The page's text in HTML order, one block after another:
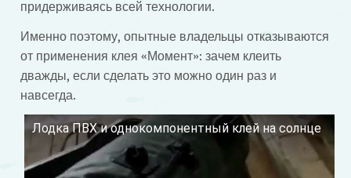
придерживаясь всей технологии.
Именно поэтому, опытные владельцы отказываются
от применения клея «Момент»: зачем клеить
дважды, если сделать это можно один раз и
навсегда.
Лодка ПВХ и однокомпонентный клей на солнце
Смотрите это видео на YouTube